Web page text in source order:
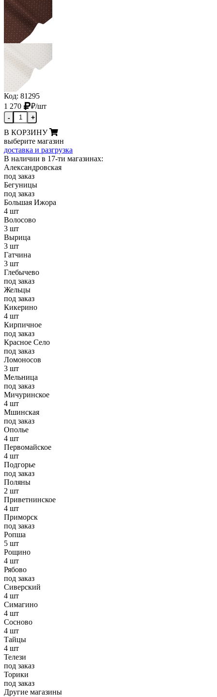
Код: 81295
1 270
₽/шт
- +
В КОРЗИНУ
выберите магазин
доставка и разгрузка
В наличии в 17-ти магазинах:
Александровская
под заказ
Бегуницы
под заказ
Большая Ижора
4 шт
Волосово
3 шт
Вырица
3 шт
Гатчина
3 шт
Глебычево
под заказ
Жельцы
под заказ
Кикерино
4 шт
Кирпичное
под заказ
Красное Село
под заказ
Ломоносов
3 шт
Мельница
под заказ
Мичуринское
4 шт
Мшинская
под заказ
Ополье
4 шт
Первомайское
4 шт
Подгорье
под заказ
Поляны
2 шт
Приветнинское
4 шт
Приморск
под заказ
Ропша
5 шт
Рощино
4 шт
Рябово
под заказ
Сиверский
4 шт
Симагино
4 шт
Сосново
4 шт
Тайцы
4 шт
Телези
под заказ
Торики
под заказ
Другие магазины